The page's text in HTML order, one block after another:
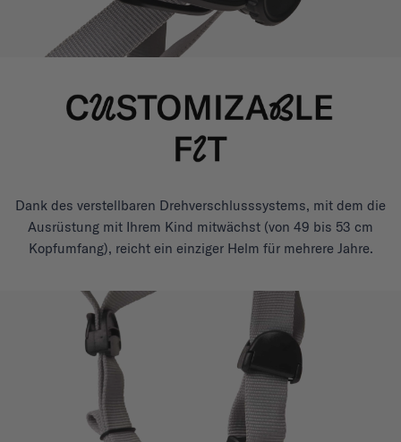
Dank des verstellbaren Drehverschlusssystems, mit dem die
Ausrüstung mit Ihrem Kind mitwächst (von 49 bis 53 cm
Kopfumfang), reicht ein einziger Helm für mehrere Jahre.